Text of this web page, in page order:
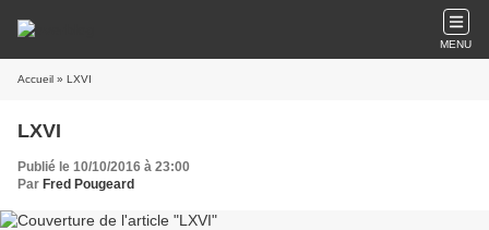
MENU
Accueil » LXVI
LXVI
Publié le 10/10/2016 à 23:00
Par Fred Pougeard